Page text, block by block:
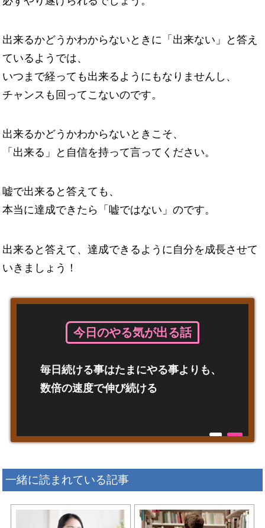
出来るかどうかわからないときに「出来ない」と答え
ているようでは、
いつまで経っても出来るようにもなりませんし、
チャンスも回ってこないのです。
出来るかどうかわからないときこそ、
「出来る」と自信を持って言ってください。
嘘で出来ると答えても、
本当に達成できたら「嘘ではない」のです。
出来ると答えて、達成できるように自分を成長させて
いきましょう！
今日のやる気が出る話
毎日続ける事はたまにやる事よりも、
数倍の速度で伸び続ける
一緒に読まれている記事